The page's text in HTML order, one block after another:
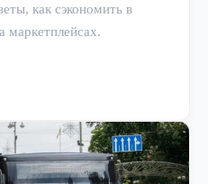
как сэкономить в
маркетплейсах.